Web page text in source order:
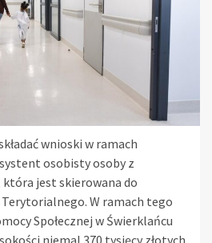
wnioski w ramach
osobisty osoby z
która jest skierowana do
W ramach tego
Społecznej w Świerklańcu
niemal 370 tysięcy złotych